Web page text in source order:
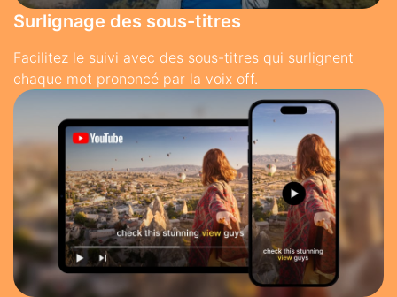
Surlignage des sous-titres
Facilitez le suivi avec des sous-titres qui surlignent
chaque mot prononcé par la voix off.